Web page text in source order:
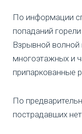
По информации
попаданий
Взрывной волной
многоэтажных и
припаркованные
По
пострадавших нет.